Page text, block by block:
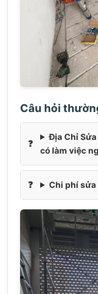
Câu hỏi
Địa Chỉ
có làm việc
Chi phí